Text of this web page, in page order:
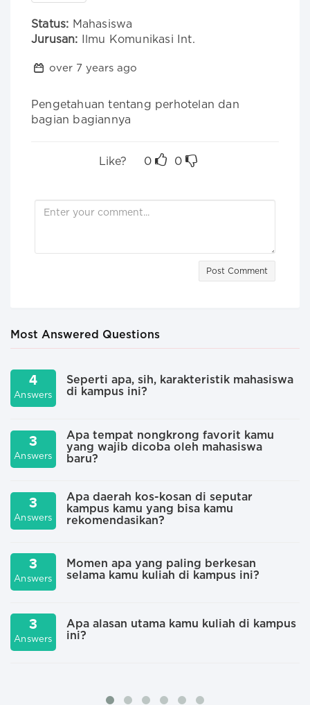
Status: Mahasiswa
Jurusan: Ilmu Komunikasi Int.
over 7 years ago
Pengetahuan tentang perhotelan dan
bagian bagiannya
Like? 0 0
Post Comment
Most Answered Questions
4
Answers
Seperti apa, sih, karakteristik mahasiswa
di kampus ini?
3
Answers
Apa tempat nongkrong favorit kamu
yang wajib dicoba oleh mahasiswa
baru?
3
Answers
Apa daerah kos-kosan di seputar
kampus kamu yang bisa kamu
rekomendasikan?
3
Answers
Momen apa yang paling berkesan
selama kamu kuliah di kampus ini?
3
Answers
Apa alasan utama kamu kuliah di kampus
ini?